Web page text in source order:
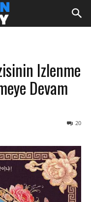
Izlenme
Devam
20